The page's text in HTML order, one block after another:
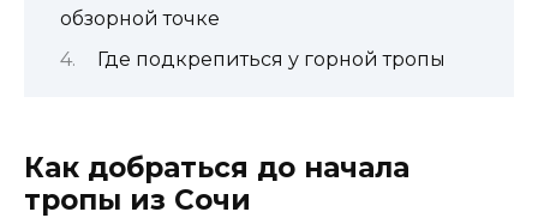
обзорной точке
Где подкрепиться у горной тропы
Как добраться до начала
тропы из Сочи